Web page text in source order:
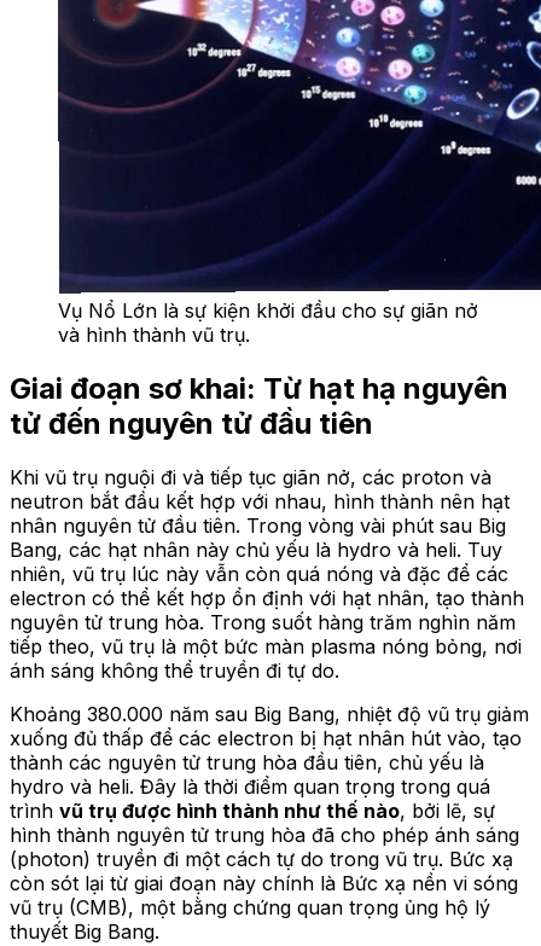
Vụ Nổ Lớn là sự kiện khởi đầu cho sự giãn nở
và hình thành vũ trụ.
Giai đoạn sơ khai: Từ hạt hạ nguyên
tử đến nguyên tử đầu tiên
Khi vũ trụ nguội đi và tiếp tục giãn nở, các proton và
neutron bắt đầu kết hợp với nhau, hình thành nên hạt
nhân nguyên tử đầu tiên. Trong vòng vài phút sau Big
Bang, các hạt nhân này chủ yếu là hydro và heli. Tuy
nhiên, vũ trụ lúc này vẫn còn quá nóng và đặc để các
electron có thể kết hợp ổn định với hạt nhân, tạo thành
nguyên tử trung hòa. Trong suốt hàng trăm nghìn năm
tiếp theo, vũ trụ là một bức màn plasma nóng bỏng, nơi
ánh sáng không thể truyền đi tự do.
Khoảng 380.000 năm sau Big Bang, nhiệt độ vũ trụ giảm
xuống đủ thấp để các electron bị hạt nhân hút vào, tạo
thành các nguyên tử trung hòa đầu tiên, chủ yếu là
hydro và heli. Đây là thời điểm quan trọng trong quá
trình vũ trụ được hình thành như thế nào, bởi lẽ, sự
hình thành nguyên tử trung hòa đã cho phép ánh sáng
(photon) truyền đi một cách tự do trong vũ trụ. Bức xạ
còn sót lại từ giai đoạn này chính là Bức xạ nền vi sóng
vũ trụ (CMB), một bằng chứng quan trọng ủng hộ lý
thuyết Big Bang.